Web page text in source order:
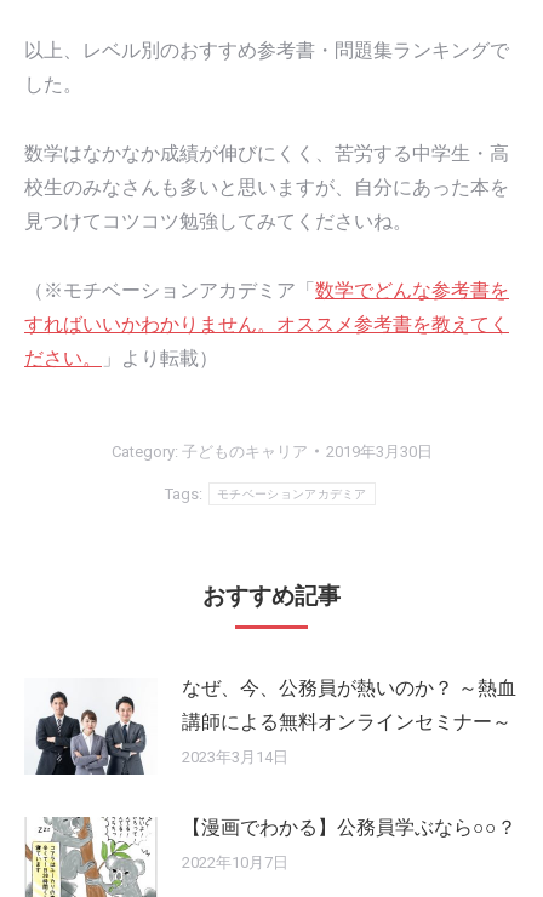
以上、レベル別のおすすめ参考書・問題集ランキングで
した。
数学はなかなか成績が伸びにくく、苦労する中学生・高
校生のみなさんも多いと思いますが、自分にあった本を
見つけてコツコツ勉強してみてくださいね。
（※モチベーションアカデミア「数学でどんな参考書を
すればいいかわかりません。オススメ参考書を教えてく
ださい。
」より転載）
Category: 子どものキャリア 2019年3月30日
Tags: モチベーションアカデミア
おすすめ記事
なぜ、今、公務員が熱いのか？ ～熱血
講師による無料オンラインセミナー～
2023年3月14日
【漫画でわかる】公務員学ぶなら○○？
2022年10月7日